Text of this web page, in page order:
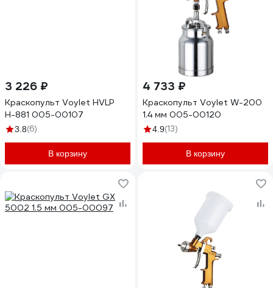
3 226 ₽
Краскопульт Voylet HVLP
Н-881 005-00107
3.8(6)
В корзину
4 733 ₽
Краскопульт Voylet W-200
1.4 мм 005-00120
4.9(13)
В корзину